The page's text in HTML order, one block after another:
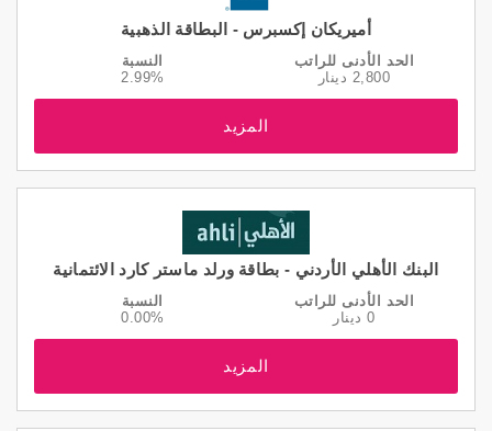
أميريكان إكسبرس - البطاقة الذهبية
الحد الأدنى للراتب
2,800 دينار
النسبة
2.99%
المزيد
البنك الأهلي الأردني - بطاقة ورلد ماستر كارد الائتمانية
الحد الأدنى للراتب
0 دينار
النسبة
0.00%
المزيد